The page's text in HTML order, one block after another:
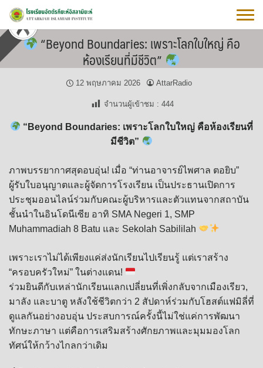
Skip
content
“Beyond Boundaries: เพราะโลกใบใหญ่ คือ
ห้องเรียนที่มีชีวิต”
12 พฤษภาคม 2026 AttarRadio
จำนวนผู้เข้าชม : 444
“Beyond Boundaries: เพราะโลกใบใหญ่ คือห้องเรียนที่
มีชีวิต”
ภาพบรรยากาศสุดอบอุ่น! เมื่อ “ท่านอาจารย์ไพศาล ตอยิบ”
ผู้รับใบอนุญาตและผู้จัดการโรงเรียน เป็นประธานเปิดการ
ประชุมออนไลน์ร่วมกับคณะผู้บริหารและตัวแทนจากสถาบัน
ชั้นนำในอินโดนีเซีย อาทิ SMA Negeri 1, SMP
Muhammadiah 8 Batu และ Sekolah Sabililah
เพราะเราไม่ได้เพียงแค่ส่งนักเรียนไปเรียนรู้ แต่เราสร้าง
“ครอบครัวใหม่” ในต่างแดน!
ร่วมยินดีกับเหล่านักเรียนแลกเปลี่ยนที่เพิ่งกลับจากเมืองเรียว,
มาลัง และบาตู หลังใช้ชีวิตกว่า 2 สัปดาห์ร่วมกับโฮสต์แฟมิลี่ที่
ดูแลกันอย่างอบอุ่น ประสบการณ์ครั้งนี้ไม่ใช่แค่การพัฒนา
ทักษะภาษา แต่คือการเสริมสร้างศักยภาพและมุมมองโลก
ทัศน์ให้กว้างไกลกว่าเดิม